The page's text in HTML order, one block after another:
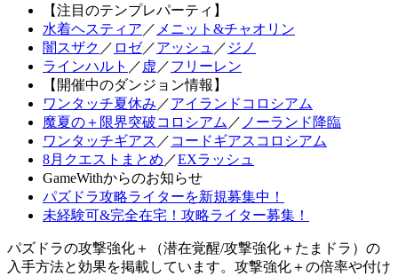
【注目のテンプレパーティ】
水着ヘスティア ／ メニット&チャオリン
闇スザク ／ ロゼ／アッシュ ／ ジノ
ラインハルト ／ 虚 ／フリーレン
【開催中のダンジョン情報】
ワンタッチ夏休み ／アイランドコロシアム
魔夏の＋限界突破コロシアム ／ ノーランド降臨
ワンタッチギアス ／ コードギアスコロシアム
8月クエストまとめ ／EXラッシュ
GameWithからのお知らせ
パズドラ攻略ライターを新規募集中！
未経験可&完全在宅！攻略ライター募集！
パズドラの攻撃強化＋（潜在覚醒/攻撃強化＋たまドラ）の
入手方法と効果を掲載しています。攻撃強化＋の倍率や付け